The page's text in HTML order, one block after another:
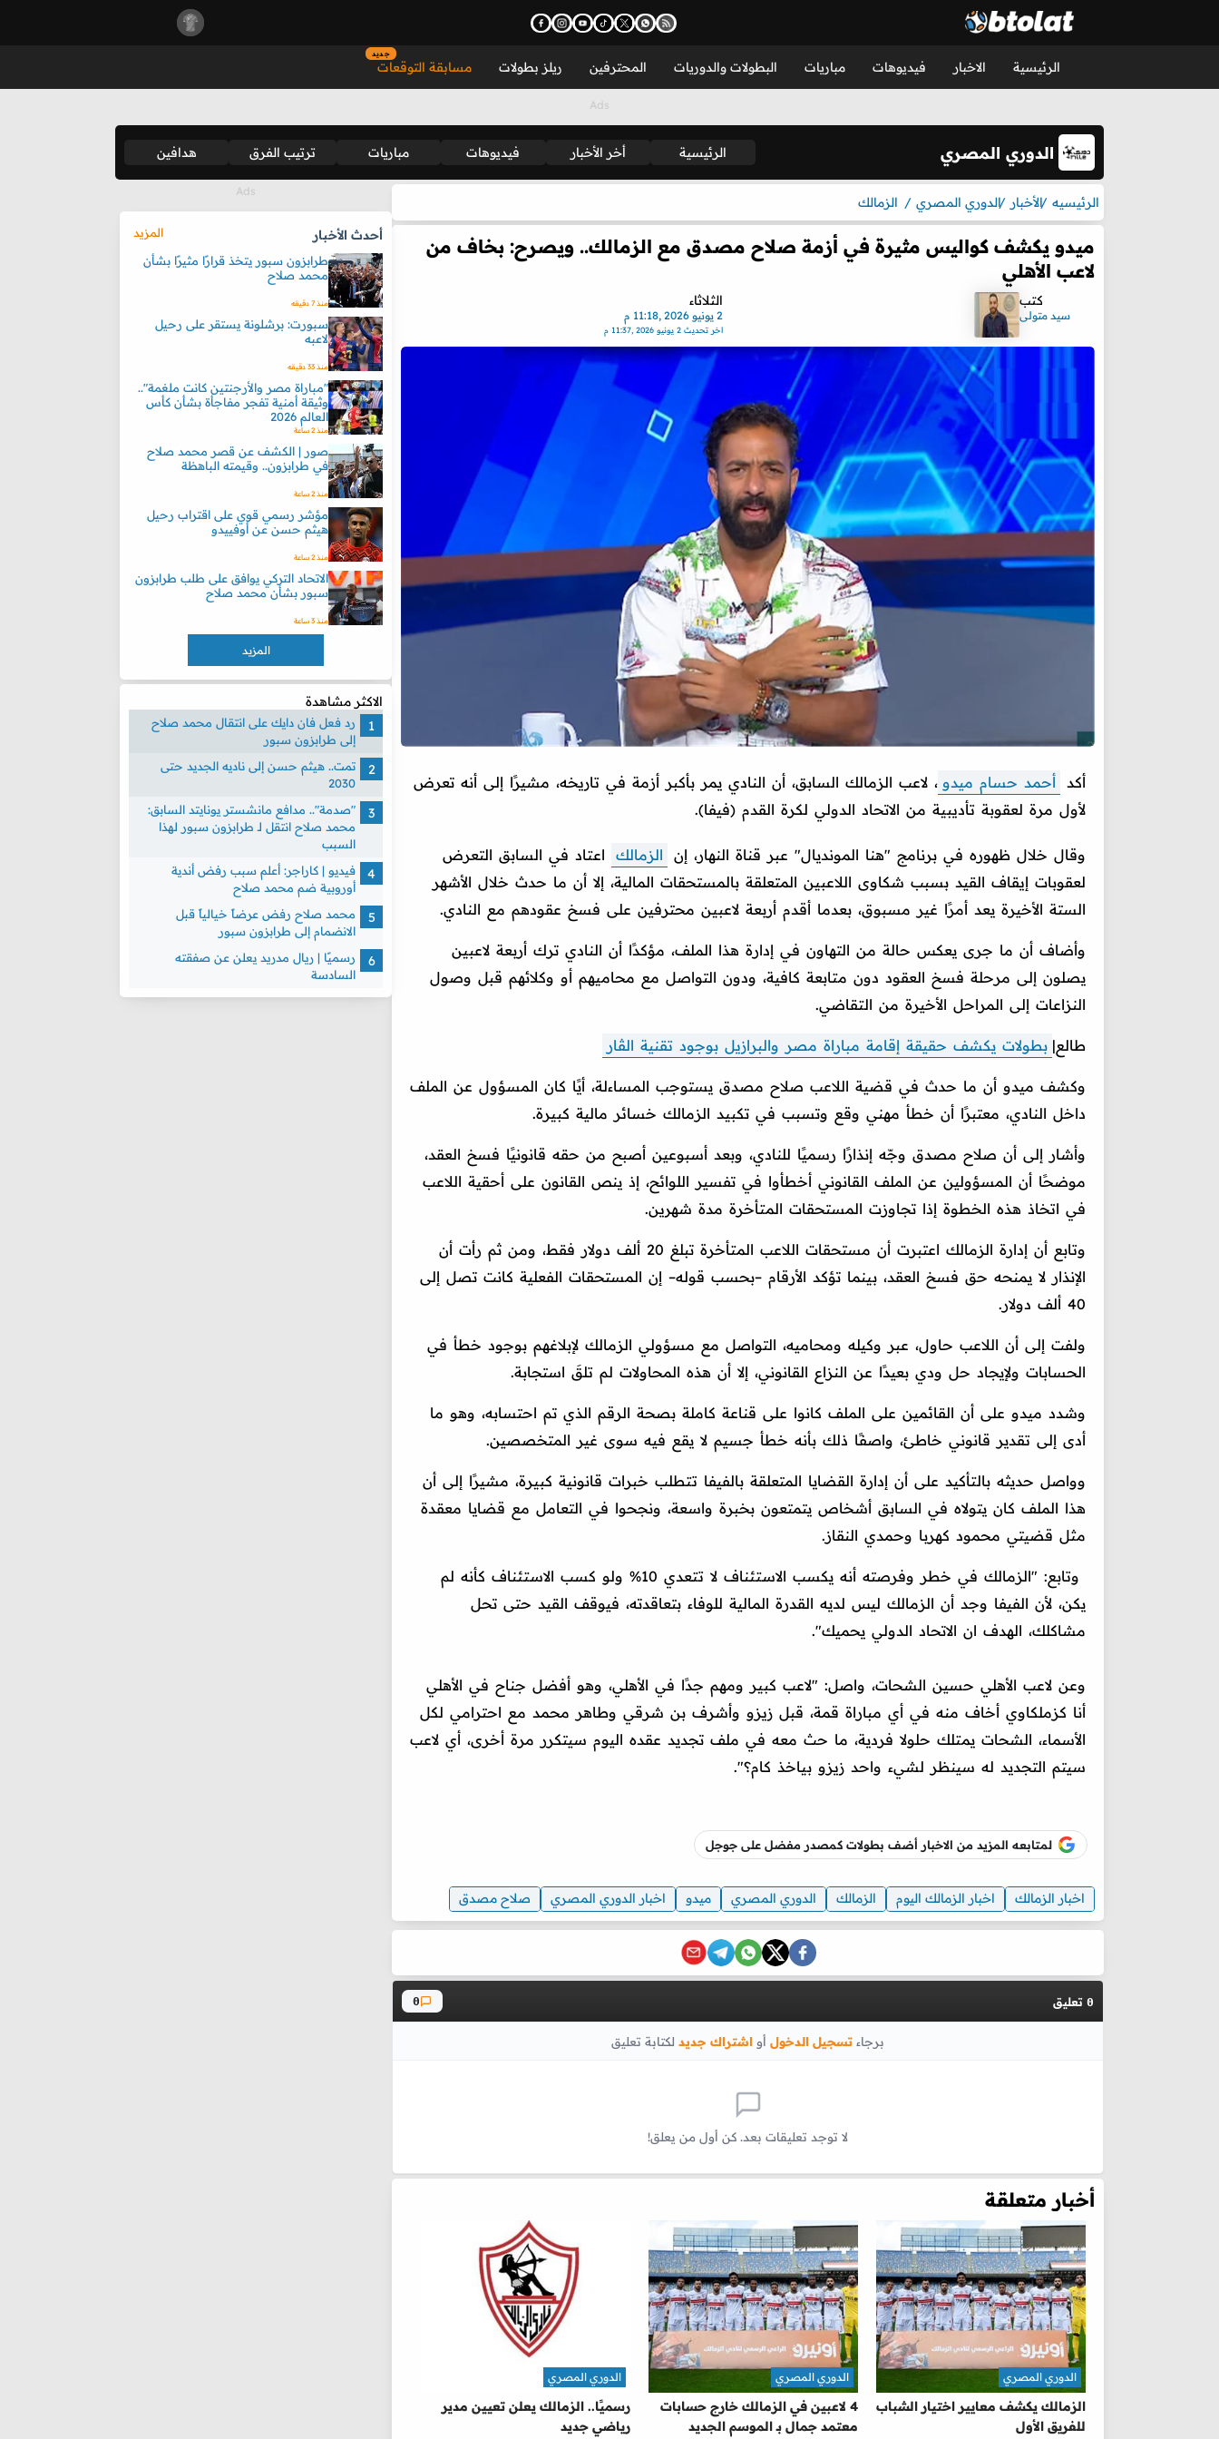
الرئيسية الاخبار فيديوهات مباريات البطولات والدوريات المحترفين ريلز بطولات مسابقة التوقعات
جديد
الدوري المصري الرئيسية أخر الأخبار فيديوهات مباريات ترتيب الفرق هدافين
الرئيسيه الأخبار الدوري المصري الزمالك
ميدو يكشف كواليس مثيرة في أزمة صلاح مصدق مع الزمالك.. ويصرح: بخاف من
لاعب الأهلي
كتب
سيد متولى
الثلاثاء
2 يونيو 2026 ,11:18 م
اخر تحديث 2 يونيو 2026 ,11:37 م
أكد أحمد حسام ميدو ، لاعب الزمالك السابق، أن النادي يمر بأكبر أزمة في تاريخه، مشيرًا إلى أنه تعرض
لأول مرة لعقوبة تأديبية من الاتحاد الدولي لكرة القدم (فيفا).
وقال خلال ظهوره في برنامج "هنا المونديال" عبر قناة النهار، إن الزمالك
اعتاد في السابق التعرض
لعقوبات إيقاف القيد بسبب شكاوى اللاعبين المتعلقة بالمستحقات المالية، إلا أن ما حدث خلال الأشهر
الستة الأخيرة يعد أمرًا غير مسبوق، بعدما أقدم أربعة لاعبين محترفين على فسخ عقودهم مع النادي.
وأضاف أن ما جرى يعكس حالة من التهاون في إدارة هذا الملف، مؤكدًا أن النادي ترك أربعة لاعبين
يصلون إلى مرحلة فسخ العقود دون متابعة كافية، ودون التواصل مع محاميهم أو وكلائهم قبل وصول
النزاعات إلى المراحل الأخيرة من التقاضي.
طالع| بطولات يكشف حقيقة إقامة مباراة مصر والبرازيل بوجود تقنية الڤار
وكشف ميدو أن ما حدث في قضية اللاعب صلاح مصدق يستوجب المساءلة، أيًا كان المسؤول عن الملف
داخل النادي، معتبرًا أن خطأ مهني وقع وتسبب في تكبيد الزمالك خسائر مالية كبيرة.
وأشار إلى أن صلاح مصدق وجّه إنذارًا رسميًا للنادي، وبعد أسبوعين أصبح من حقه قانونيًا فسخ العقد،
موضحًا أن المسؤولين عن الملف القانوني أخطأوا في تفسير اللوائح، إذ ينص القانون على أحقية اللاعب
في اتخاذ هذه الخطوة إذا تجاوزت المستحقات المتأخرة مدة شهرين.
وتابع أن إدارة الزمالك اعتبرت أن مستحقات اللاعب المتأخرة تبلغ 20 ألف دولار فقط، ومن ثم رأت أن
الإنذار لا يمنحه حق فسخ العقد، بينما تؤكد الأرقام –بحسب قوله– إن المستحقات الفعلية كانت تصل إلى
40 ألف دولار.
ولفت إلى أن اللاعب حاول، عبر وكيله ومحاميه، التواصل مع مسؤولي الزمالك لإبلاغهم بوجود خطأ في
الحسابات ولإيجاد حل ودي بعيدًا عن النزاع القانوني، إلا أن هذه المحاولات لم تلقَ استجابة.
وشدد ميدو على أن القائمين على الملف كانوا على قناعة كاملة بصحة الرقم الذي تم احتسابه، وهو ما
أدى إلى تقدير قانوني خاطئ، واصفًا ذلك بأنه خطأ جسيم لا يقع فيه سوى غير المتخصصين.
وواصل حديثه بالتأكيد على أن إدارة القضايا المتعلقة بالفيفا تتطلب خبرات قانونية كبيرة، مشيرًا إلى أن
هذا الملف كان يتولاه في السابق أشخاص يتمتعون بخبرة واسعة، ونجحوا في التعامل مع قضايا معقدة
مثل قضيتي محمود كهربا وحمدي النقاز.
وتابع: "الزمالك في خطر وفرصته أنه يكسب الاستئناف لا تتعدي 10% ولو كسب الاستئناف كأنه لم
يكن، لأن الفيفا وجد أن الزمالك ليس لديه القدرة المالية للوفاء بتعاقدته، فيوقف القيد حتى تحل
مشاكلك، الهدف ان الاتحاد الدولي يحميك".
وعن لاعب الأهلي حسين الشحات، واصل: "لاعب كبير ومهم جدًا في الأهلي، وهو أفضل جناح في الأهلي
أنا كزملكاوي أخاف منه في أي مباراة قمة، قبل زيزو وأشرف بن شرقي وطاهر محمد مع احترامي لكل
الأسماء، الشحات يمتلك حلولا فردية، ما حث معه في ملف تجديد عقده اليوم سيتكرر مرة أخرى، أي لاعب
سيتم التجديد له سينظر لشيء واحد زيزو بياخذ كام؟".
لمتابعه المزيد من الاخبار أضف بطولات كمصدر مفضل على جوجل
اخبار الزمالك اخبار الزمالك اليوم الزمالك الدوري المصري ميدو اخبار الدوري المصري صلاح مصدق
0 تعليق 0
برجاء تسجيل الدخول أو اشتراك جديد لكتابة تعليق
لا توجد تعليقات بعد. كن أول من يعلق!
أخبار متعلقة
الزمالك يكشف معايير اختيار الشباب
للفريق الأول
الدوري المصري
4 لاعبين في الزمالك خارج حسابات
معتمد جمال بـ الموسم الجديد
الدوري المصري
رسميًا.. الزمالك يعلن تعيين مدير
رياضي جديد
الدوري المصري
أحدث الأخبار
المزيد
طرابزون سبور يتخذ قرارًا مثيرًا بشأن
محمد صلاح
منذ 7 دقيقه
سبورت: برشلونة يستقر على رحيل
لاعبه
منذ 33 دقيقه
"مباراة مصر والأرجنتين كانت ملغمة"..
وثيقة أمنية تفجر مفاجأة بشأن كأس
العالم 2026
منذ 2 ساعة
صور | الكشف عن قصر محمد صلاح
في طرابزون.. وقيمته الباهظة
منذ 2 ساعة
مؤشر رسمي قوي على اقتراب رحيل
هيثم حسن عن أوفييدو
منذ 2 ساعة
الاتحاد التركي يوافق على طلب طرابزون
سبور بشأن محمد صلاح
منذ 3 ساعة
المزيد
الاكثر مشاهدة
رد فعل فان دايك على انتقال محمد صلاح
إلى طرابزون سبور
تمت.. هيثم حسن إلى ناديه الجديد حتى
2030
"صدمة".. مدافع مانشستر يونايتد السابق:
محمد صلاح انتقل لـ طرابزون سبور لهذا
السبب
فيديو | كاراجر: أعلم سبب رفض أندية
أوروبية ضم محمد صلاح
محمد صلاح رفض عرضاً خيالياً قبل
الانضمام إلى طرابزون سبور
رسميًا | ريال مدريد يعلن عن صفقته
السادسة